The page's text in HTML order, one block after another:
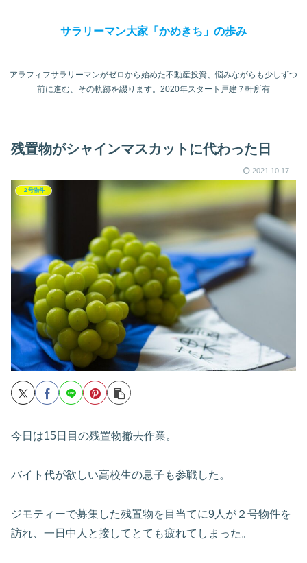
サラリーマン大家「かめきち」の歩み
アラフィフサラリーマンがゼロから始めた不動産投資、悩みながらも少しずつ
前に進む、その軌跡を綴ります。2020年スタート戸建７軒所有
残置物がシャインマスカットに代わった日
2021.10.17
２号物件
今日は15日目の残置物撤去作業。
バイト代が欲しい高校生の息子も参戦した。
ジモティーで募集した残置物を目当てに9人が２号物件を
訪れ、一日中人と接してとても疲れてしまった。